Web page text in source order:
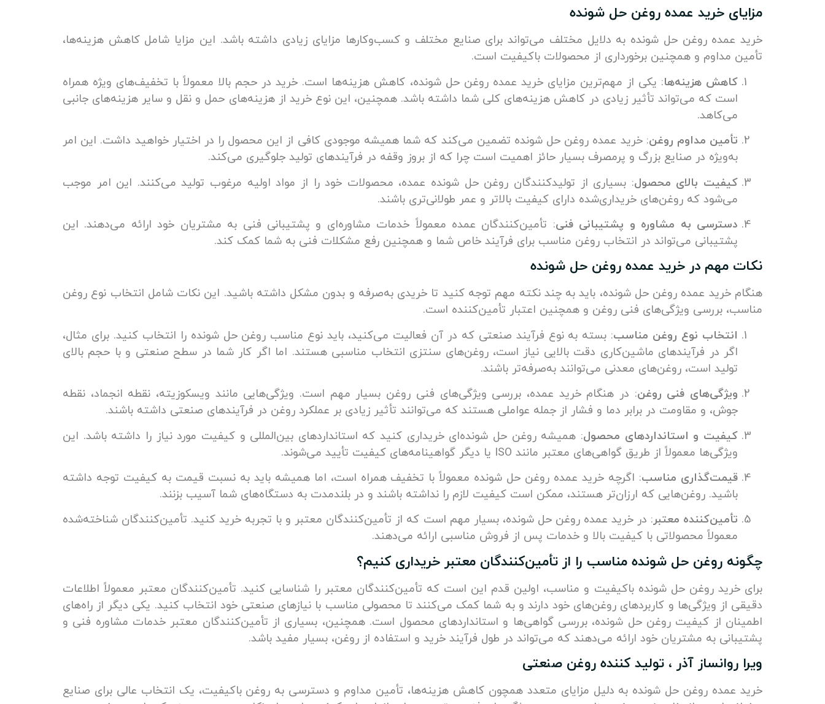
مزایای خرید عمده روغن حل شونده
خرید عمده روغن حل شونده به دلایل مختلف می‌تواند برای صنایع مختلف و کسب‌وکارها مزایای زیادی داشته باشد. این مزایا شامل کاهش هزینه‌ها،
تأمین مداوم و همچنین برخورداری از محصولات باکیفیت است.
کاهش هزینه‌ها: یکی از مهم‌ترین مزایای خرید عمده روغن حل شونده، کاهش هزینه‌ها است. خرید در حجم بالا معمولاً با تخفیف‌های ویژه همراه
است که می‌تواند تأثیر زیادی در کاهش هزینه‌های کلی شما داشته باشد. همچنین، این نوع خرید از هزینه‌های حمل و نقل و سایر هزینه‌های جانبی
می‌کاهد.
تأمین مداوم روغن: خرید عمده روغن حل شونده تضمین می‌کند که شما همیشه موجودی کافی از این محصول را در اختیار خواهید داشت. این امر
به‌ویژه در صنایع بزرگ و پرمصرف بسیار حائز اهمیت است چرا که از بروز وقفه در فرآیندهای تولید جلوگیری می‌کند.
کیفیت بالای محصول: بسیاری از تولیدکنندگان روغن حل شونده عمده، محصولات خود را از مواد اولیه مرغوب تولید می‌کنند. این امر موجب
می‌شود که روغن‌های خریداری‌شده دارای کیفیت بالاتر و عمر طولانی‌تری باشند.
دسترسی به مشاوره و پشتیبانی فنی: تأمین‌کنندگان عمده معمولاً خدمات مشاوره‌ای و پشتیبانی فنی به مشتریان خود ارائه می‌دهند. این
پشتیبانی می‌تواند در انتخاب روغن مناسب برای فرآیند خاص شما و همچنین رفع مشکلات فنی به شما کمک کند.
نکات مهم در خرید عمده روغن حل شونده
هنگام خرید عمده روغن حل شونده، باید به چند نکته مهم توجه کنید تا خریدی به‌صرفه و بدون مشکل داشته باشید. این نکات شامل انتخاب نوع روغن
مناسب، بررسی ویژگی‌های فنی روغن و همچنین اعتبار تأمین‌کننده است.
انتخاب نوع روغن مناسب: بسته به نوع فرآیند صنعتی که در آن فعالیت می‌کنید، باید نوع مناسب روغن حل شونده را انتخاب کنید. برای مثال،
اگر در فرآیندهای ماشین‌کاری دقت بالایی نیاز است، روغن‌های سنتزی انتخاب مناسبی هستند. اما اگر کار شما در سطح صنعتی و با حجم بالای
تولید است، روغن‌های معدنی می‌توانند به‌صرفه‌تر باشند.
ویژگی‌های فنی روغن: در هنگام خرید عمده، بررسی ویژگی‌های فنی روغن بسیار مهم است. ویژگی‌هایی مانند ویسکوزیته، نقطه انجماد، نقطه
جوش، و مقاومت در برابر دما و فشار از جمله عواملی هستند که می‌توانند تأثیر زیادی بر عملکرد روغن در فرآیندهای صنعتی داشته باشند.
کیفیت و استانداردهای محصول: همیشه روغن حل شونده‌ای خریداری کنید که استانداردهای بین‌المللی و کیفیت مورد نیاز را داشته باشد. این
ویژگی‌ها معمولاً از طریق گواهی‌های معتبر مانند ISO یا دیگر گواهینامه‌های کیفیت تأیید می‌شوند.
قیمت‌گذاری مناسب: اگرچه خرید عمده روغن حل شونده معمولاً با تخفیف همراه است، اما همیشه باید به نسبت قیمت به کیفیت توجه داشته
باشید. روغن‌هایی که ارزان‌تر هستند، ممکن است کیفیت لازم را نداشته باشند و در بلندمدت به دستگاه‌های شما آسیب بزنند.
تأمین‌کننده معتبر: در خرید عمده روغن حل شونده، بسیار مهم است که از تأمین‌کنندگان معتبر و با تجربه خرید کنید. تأمین‌کنندگان شناخته‌شده
معمولاً محصولاتی با کیفیت بالا و خدمات پس از فروش مناسبی ارائه می‌دهند.
چگونه روغن حل شونده مناسب را از تأمین‌کنندگان معتبر خریداری کنیم؟
برای خرید روغن حل شونده باکیفیت و مناسب، اولین قدم این است که تأمین‌کنندگان معتبر را شناسایی کنید. تأمین‌کنندگان معتبر معمولاً اطلاعات
دقیقی از ویژگی‌ها و کاربردهای روغن‌های خود دارند و به شما کمک می‌کنند تا محصولی مناسب با نیازهای صنعتی خود انتخاب کنید. یکی دیگر از راه‌های
اطمینان از کیفیت روغن حل شونده، بررسی گواهی‌ها و استانداردهای محصول است. همچنین، بسیاری از تأمین‌کنندگان معتبر خدمات مشاوره فنی و
پشتیبانی به مشتریان خود ارائه می‌دهند که می‌تواند در طول فرآیند خرید و استفاده از روغن، بسیار مفید باشد.
ویرا روانساز آذر ، تولید کننده روغن صنعتی
خرید عمده روغن حل شونده به دلیل مزایای متعدد همچون کاهش هزینه‌ها، تأمین مداوم و دسترسی به روغن باکیفیت، یک انتخاب عالی برای صنایع